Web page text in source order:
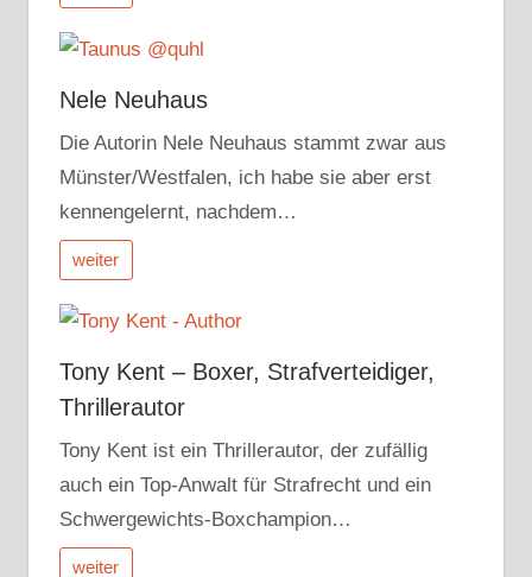
Nele Neuhaus
Die Autorin Nele Neuhaus stammt zwar aus
Münster/Westfalen, ich habe sie aber erst
kennengelernt, nachdem…
weiter
Tony Kent – Boxer, Strafverteidiger,
Thrillerautor
Tony Kent ist ein Thrillerautor, der zufällig
auch ein Top-Anwalt für Strafrecht und ein
Schwergewichts-Boxchampion…
weiter